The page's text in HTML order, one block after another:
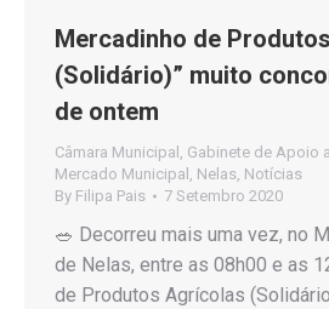
Mercadinho de
(Solidário)” muito
de ontem
Câmara Municipal , Gabinete de Apoio
Mercado Municipal , Nelas, Notícias
By Filipa Pais 7 Setembro 2020
🥗 Decorreu mais uma vez, no
de Nelas, entre as 08h00 e as
de Produtos Agrícolas